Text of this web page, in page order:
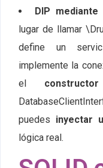
DIP
lugar de llamar
define un
implemente la
el constructor
puedes inyectar
lógica real.